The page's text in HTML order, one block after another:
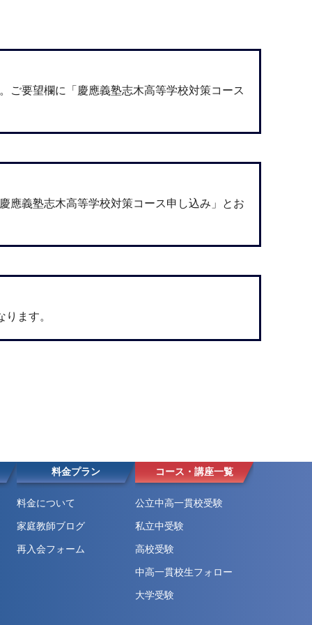
ご要望欄に「慶應義塾志木高等学校対策コース
應義塾志木高等学校対策コース申し込み」とお
ます。
料金プラン コース・講座一覧
料金について
家庭教師ブログ
再入会フォーム
公立中高一貫校受験
私立中受験
高校受験
中高一貫校生フォロー
大学受験